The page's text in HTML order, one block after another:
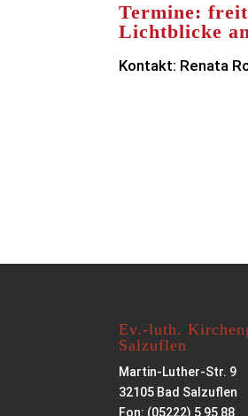
Termine:
Lichtblicke
Kontakt: Renata
Ev.-luth.
Salzuflen
Martin-Luther-Str. 9
32105 Bad Salzuflen
Fon: (05222) 5 95 88